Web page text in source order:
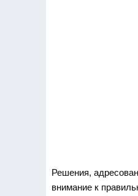
Решения,
внимание к